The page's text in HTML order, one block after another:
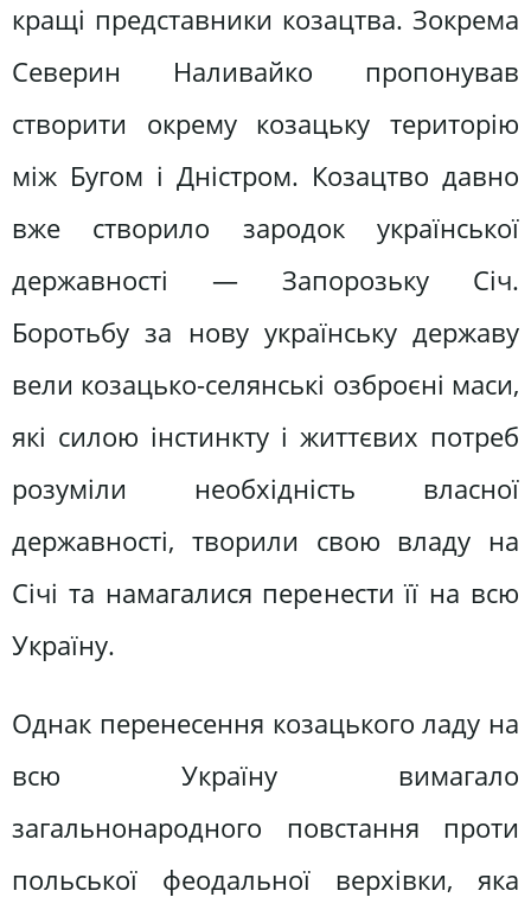
кращі представники козацтва. Зокрема
Северин Наливайко пропонував
створити окрему козацьку територію
між Бугом і Дністром. Козацтво давно
вже створило зародок української
державності — Запорозьку Січ.
Боротьбу за нову українську державу
вели козацько-селянські озброєні маси,
які силою інстинкту і життєвих потреб
розуміли необхідність власної
державності, творили свою владу на
Січі та намагалися перенести її на всю
Україну.
Однак перенесення козацького ладу на
всю Україну вимагало
загальнонародного повстання проти
польської феодальної верхівки, яка